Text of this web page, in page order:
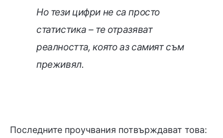
Но тези цифри не са просто
статистика – те отразяват
реалността, която аз самият съм
преживял.
Последните проучвания потвърждават това: